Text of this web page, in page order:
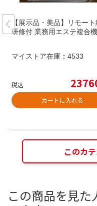
【展示品・美品】リモー
研修付 業務用エステ複合機
マイストア在庫： 4533
税込
カートに入れる
このカ
この商品を見